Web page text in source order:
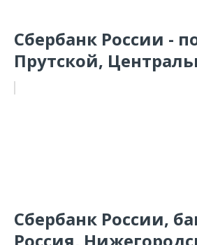
Сбербанк России -
Прутской,
Сбербанк России,